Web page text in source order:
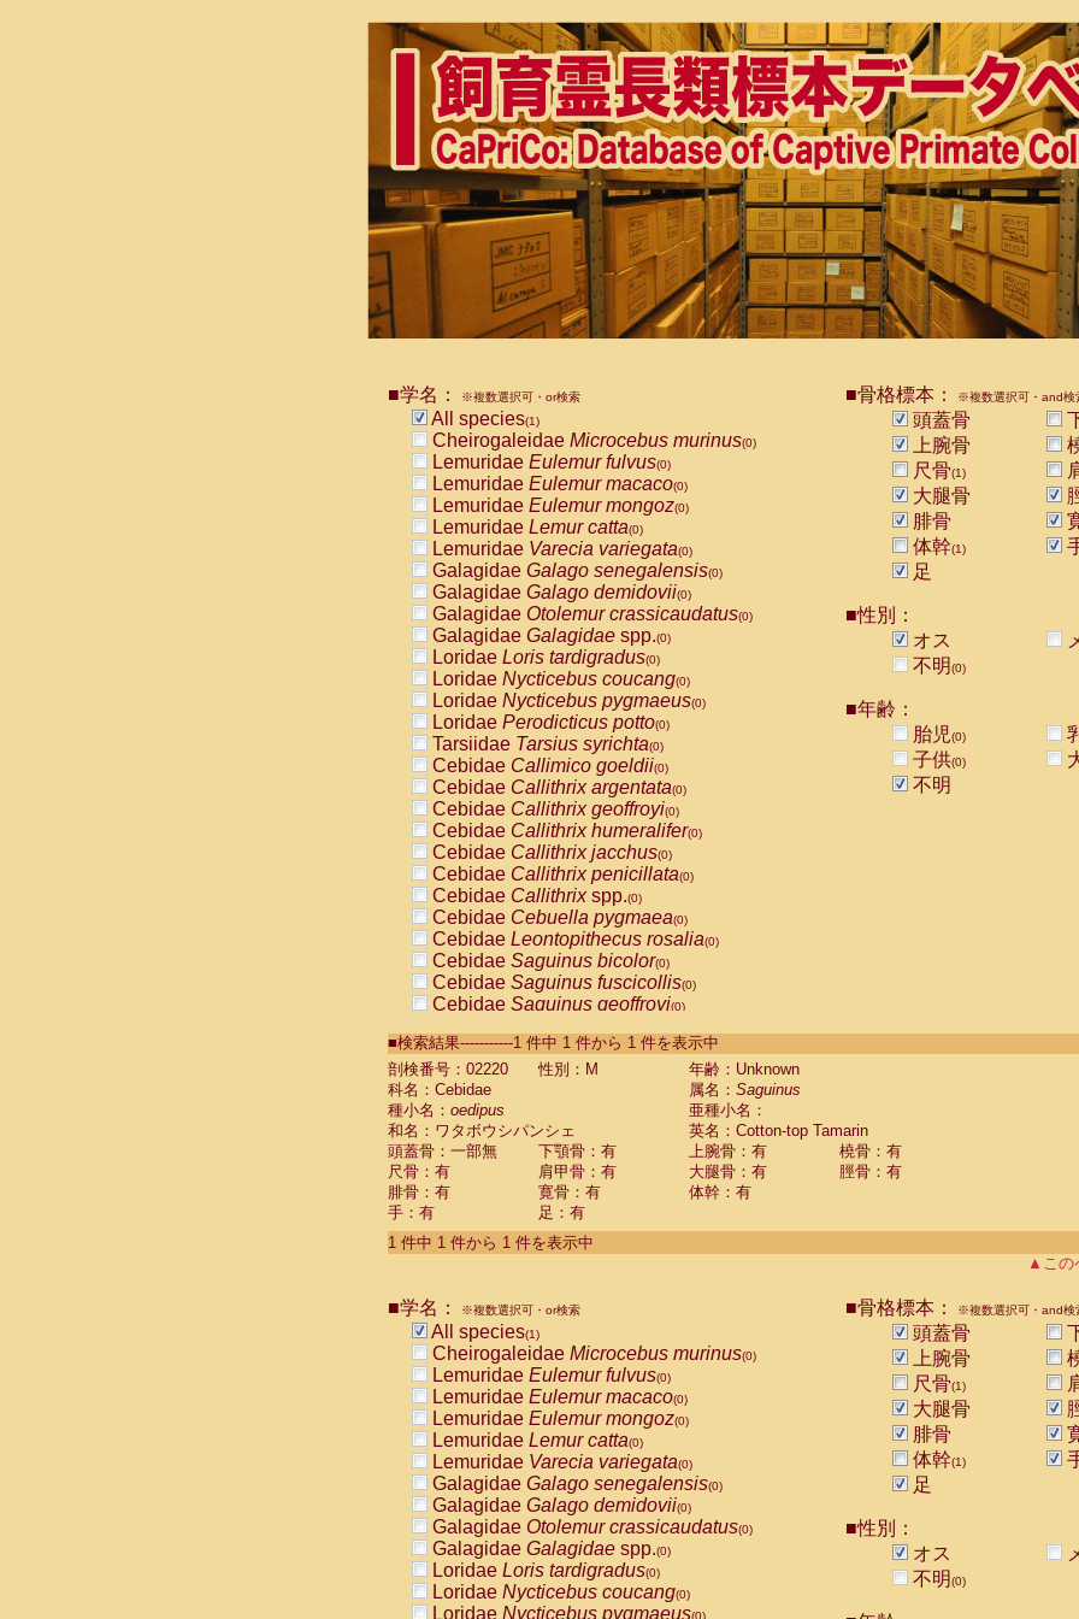
■学名： ※複数選択可・or検索
All species(1)
Cheirogaleidae Microcebus murinus(0)
Lemuridae Eulemur fulvus(0)
Lemuridae Eulemur macaco(0)
Lemuridae Eulemur mongoz(0)
Lemuridae Lemur catta(0)
Lemuridae Varecia variegata(0)
Galagidae Galago senegalensis(0)
Galagidae Galago demidovii(0)
Galagidae Otolemur crassicaudatus(0)
Galagidae Galagidae spp.(0)
Loridae Loris tardigradus(0)
Loridae Nycticebus coucang(0)
Loridae Nycticebus pygmaeus(0)
Loridae Perodicticus potto(0)
Tarsiidae Tarsius syrichta(0)
Cebidae Callimico goeldii(0)
Cebidae Callithrix argentata(0)
Cebidae Callithrix geoffroyi(0)
Cebidae Callithrix humeralifer(0)
Cebidae Callithrix jacchus(0)
Cebidae Callithrix penicillata(0)
Cebidae Callithrixspp.(0)
Cebidae Cebuella pygmaea(0)
Cebidae Leontopithecus rosalia(0)
Cebidae Saguinus bicolor(0)
Cebidae Saguinus fuscicollis(0)
Cebidae Saguinus geoffroyi(0)
CebidaeSaguinus labiatus(0)
Cebidae Saguinus leucopus (0)
Cebidae
Cebidae
CebidaeSaguinus nigricollis (0)
Cebidae Saguinus oedipus
Cebidae Saguinus weddelli
Cebidae Saguinusspp.
Cebidae Aotus trivirgatus
Cebidae Cebus albifrons
CebidaeCebus nigrivittatus
CebidaeCebus
CebidaeSaimiri boliviensis(0)
CebidaeSaimiri sciureus(0)
AtelidaeAlouatta caraya(0)
AtelidaeAlouatta fusca(0)
AtelidaeAlouatta seniculus
AtelidaeAlouattaspp.(0)
AtelidaeAteles belzebuth(0)
AtelidaeAteles geoffroyi(0)
AtelidaeAteles paniscus(0)
AtelidaeAtelesspp.(0)
Atelidae Lagothrix lagothricha
AtelidaeLagothrix lagothricha cana
PitheciidaeCacajao calvus rubicundus
■骨格標本： ※複数選択可・and検
頭蓋骨
上腕骨
尺骨(1)
大腿骨
腓骨
体幹(1)
足
■性別：
オス
不明(0)
■年齢：
胎児(0)
子供(0)
不明
■検索結果-----------1 件中 1 件から 1 件を表示中
剖検番号：02220
性別：M
年齢：Unknown
科名：Cebidae
属名： Saguinus
種小名： oedipus
亜種小名：
和名：ワタボウシパンシェ
英名：Cotton-top Tamarin
頭蓋骨：一部無
下顎骨：有 上腕骨：有
橈骨：有
尺骨：有
肩甲骨：有 大腿骨：有
脛骨：有
腓骨：有
寛骨：有
体幹：有
手：有
足：有
1 件中 1 件から 1 件を表示中
▲この
■学名： ※複数選択可・or検索
All species(1)
Cheirogaleidae Microcebus murinus(0)
Lemuridae Eulemur fulvus(0)
Lemuridae Eulemur macaco(0)
Lemuridae Eulemur mongoz(0)
Lemuridae Lemur catta(0)
Lemuridae Varecia variegata(0)
Galagidae Galago senegalensis(0)
Galagidae Galago demidovii(0)
Galagidae Otolemur crassicaudatus(0)
Galagidae Galagidae spp.(0)
Loridae Loris tardigradus(0)
Loridae Nycticebus coucang(0)
Loridae Nycticebus pygmaeus(0)
■骨格標本： ※複数選択可・and検
頭蓋骨
上腕骨
尺骨(1)
大腿骨
腓骨
体幹(1)
足
■性別：
オス
不明(0)